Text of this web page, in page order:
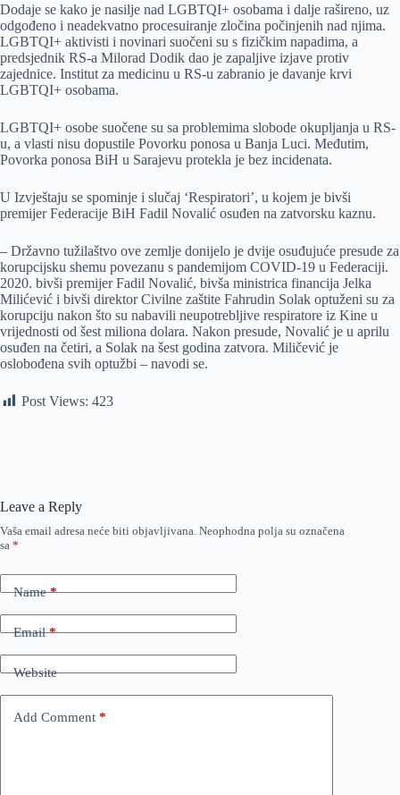
Dodaje se kako je nasilje nad LGBTQI+ osobama i dalje rašireno, uz
odgođeno i neadekvatno procesuiranje zločina počinjenih nad njima.
LGBTQI+ aktivisti i novinari suočeni su s fizičkim napadima, a
predsjednik RS-a Milorad Dodik dao je zapaljive izjave protiv
zajednice. Institut za medicinu u RS-u zabranio je davanje krvi
LGBTQI+ osobama.
LGBTQI+ osobe suočene su sa problemima slobode okupljanja u RS-
u, a vlasti nisu dopustile Povorku ponosa u Banja Luci. Međutim,
Povorka ponosa BiH u Sarajevu protekla je bez incidenata.
U Izvještaju se spominje i slučaj ‘Respiratori’, u kojem je bivši
premijer Federacije BiH Fadil Novalić osuđen na zatvorsku kaznu.
– Državno tužilaštvo ove zemlje donijelo je dvije osuđujuće presude za
korupcijsku shemu povezanu s pandemijom COVID-19 u Federaciji.
2020. bivši premijer Fadil Novalić, bivša ministrica financija Jelka
Milićević i bivši direktor Civilne zaštite Fahrudin Solak optuženi su za
korupciju nakon što su nabavili neupotrebljive respiratore iz Kine u
vrijednosti od šest miliona dolara. Nakon presude, Novalić je u aprilu
osuđen na četiri, a Solak na šest godina zatvora. Miličević je
oslobođena svih optužbi – navodi se.
Post Views: 423
Leave a Reply
Vaša email adresa neće biti objavljivana. Neophodna polja su označena
sa *
Name*
Email*
Website
Add Comment *